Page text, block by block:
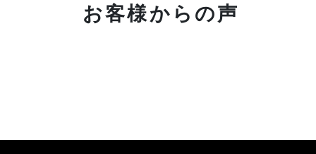
お客様からの声